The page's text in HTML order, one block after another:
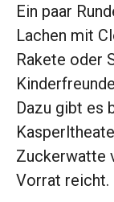
Ein paar
Lachen mit
Rakete oder
Dazu gibt es
Zuckerwatte
Vorrat reicht.